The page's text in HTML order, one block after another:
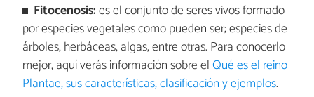
Fitocenosis:es el conjunto de seres vivos formado
por especies vegetales como pueden ser; especies de
árboles, herbáceas, algas, entre otras. Para conocerlo
mejor, aquí verás información sobre elQué es el reino
Plantae, sus características, clasificación y ejemplos.